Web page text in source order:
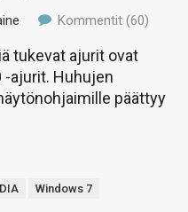
Kommentit (60)
tukevat ajurit ovat
-ajurit. Huhujen
päättyy
Windows 7